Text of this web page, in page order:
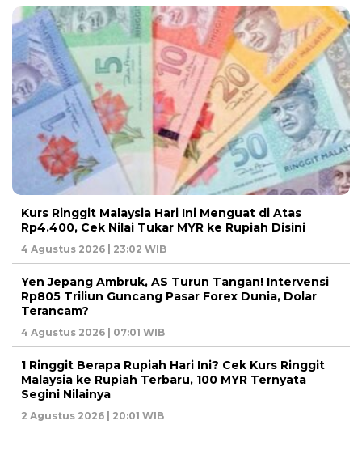
Kurs Ringgit Malaysia Hari Ini Menguat di Atas
Rp4.400, Cek Nilai Tukar MYR ke Rupiah Disini
4 Agustus 2026 | 23:02 WIB
Yen Jepang Ambruk, AS Turun Tangan! Intervensi
Rp805 Triliun Guncang Pasar Forex Dunia, Dolar
Terancam?
4 Agustus 2026 | 07:01 WIB
1 Ringgit Berapa Rupiah Hari Ini? Cek Kurs Ringgit
Malaysia ke Rupiah Terbaru, 100 MYR Ternyata
Segini Nilainya
2 Agustus 2026 | 20:01 WIB